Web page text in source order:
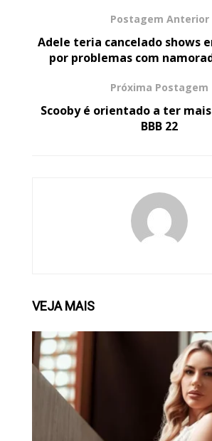
Postagem Anterior
Adele teria cancelado shows
por problemas com
Próxima Postagem
Scooby é orientado a ter
BBB 22
VEJAMAIS